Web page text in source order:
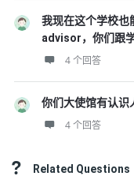
我现在这个学校也
advisor，你们跟
4 个回答
你们大使馆有认识
4 个回答
Related Questions